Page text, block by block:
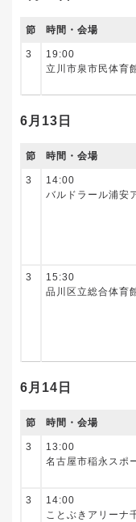
節 時間・会場
3
19:00
立川市泉市民体育
6月13日
節 時間・会場
3
14:00
バルドラール浦安
3
15:30
品川区立総合体育
6月14日
節 時間・会場
3
13:00
名古屋市稲永スポ
3
14:00
ことぶきアリーナ